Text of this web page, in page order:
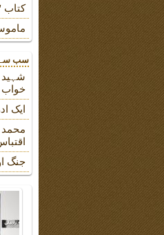
کتاب
سب سے
شہید
خواب
ایک
جنگ